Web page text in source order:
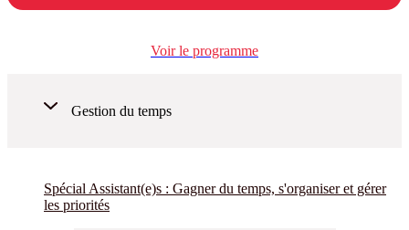
Voir le programme
Gestion du temps
Spécial Assistant(e)s : Gagner du temps, s'organiser et gérer
les priorités